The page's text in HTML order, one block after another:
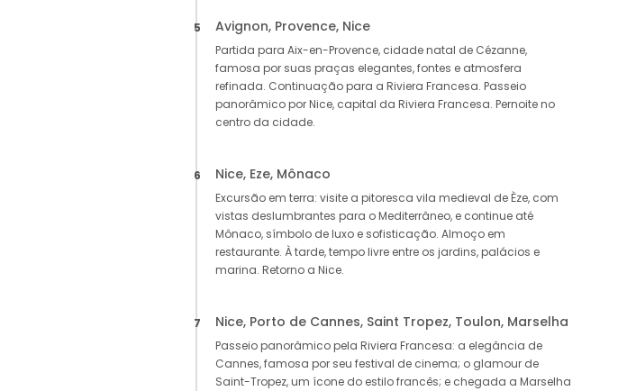
5 Avignon, Provence, Nice
Partida para Aix-en-Provence, cidade natal de Cézanne,
famosa por suas praças elegantes, fontes e atmosfera
refinada. Continuação para a Riviera Francesa. Passeio
panorâmico por Nice, capital da Riviera Francesa. Pernoite no
centro da cidade.
6 Nice, Eze, Mônaco
Excursão em terra: visite a pitoresca vila medieval de Èze, com
vistas deslumbrantes para o Mediterrâneo, e continue até
Mônaco, símbolo de luxo e sofisticação. Almoço em
restaurante. À tarde, tempo livre entre os jardins, palácios e
marina. Retorno a Nice.
7 Nice, Porto de Cannes, Saint Tropez, Toulon, Marselha
Passeio panorâmico pela Riviera Francesa: a elegância de
Cannes, famosa por seu festival de cinema; o glamour de
Saint-Tropez, um ícone do estilo francês; e chegada a Marselha